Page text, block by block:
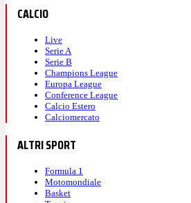
CALCIO
Live
Serie A
Serie B
Champions League
Europa League
Conference League
Calcio Estero
Calciomercato
ALTRI SPORT
Formula 1
Motomondiale
Basket